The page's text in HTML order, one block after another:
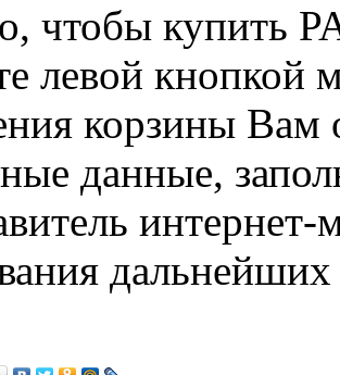
чтобы купить
левой
корзины Вам
данные,